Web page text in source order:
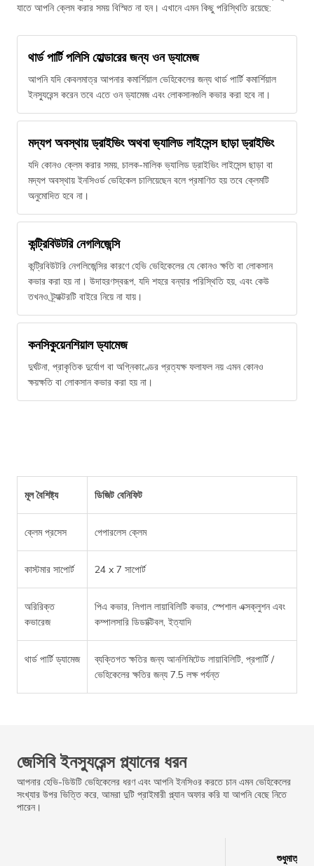
যাতে আপনি ক্লেম করার সময় বিস্মিত না হন। এখানে এমন কিছু পরিস্থিতি রয়েছে:
থার্ড পার্টি পলিসি হোল্ডারের জন্য ওন ড্যামেজ
আপনি যদি কেবলমাত্র আপনার কমার্শিয়াল ভেহিকেলের জন্য থার্ড পার্টি কমার্শিয়াল
ইনস্যুরেন্স করেন তবে এতে ওন ড্যামেজ এবং লোকসানগুলি কভার করা হবে না।
মদ্যপ অবস্থায় ড্রাইভিং অথবা ভ্যালিড লাইসেন্স ছাড়া ড্রাইভিং
যদি কোনও ক্লেম করার সময়, চালক-মালিক ভ্যালিড ড্রাইভিং লাইসেন্স ছাড়া বা
মদ্যপ অবস্থায় ইনসিওর্ড ভেহিকেল চালিয়েছেন বলে প্রমাণিত হয় তবে ক্লেমটি
অনুমোদিত হবে না।
কন্ট্রিবিউটরি নেগলিজেন্সি
কন্ট্রিবিউটরি নেগলিজেন্সির কারণে হেভি ভেহিকেলের যে কোনও ক্ষতি বা লোকসান
কভার করা হয় না। উদাহরণস্বরূপ, যদি শহরে বন্যার পরিস্থিতি হয়, এবং কেউ
তখনও ট্র্যাক্টরটি বাইরে নিয়ে না যায়।
কনসিকুয়েনশিয়াল ড্যামেজ
দুর্ঘটনা, প্রাকৃতিক দুর্যোগ বা অগ্নিকাণ্ডের প্রত্যক্ষ ফলাফল নয় এমন কোনও
ক্ষয়ক্ষতি বা লোকসান কভার করা হয় না।
মূল বৈশিষ্ট্য ডিজিট বেনিফিট
ক্লেম প্রসেস পেপারলেস ক্লেম
কাস্টমার সাপোর্ট 24 x 7 সাপোর্ট
অরিরিক্ত
কভারেজ
পিএ কভার, লিগাল লায়াবিলিটি কভার, স্পেশাল এক্সক্লুশন এবং
কম্পালসারি ডিডাক্টিবল, ইত্যাদি
থার্ড পার্টি ড্যামেজ
ব্যক্তিগত ক্ষতির জন্য আনলিমিটেড লায়াবিলিটি, প্রপার্টি /
ভেহিকেলের ক্ষতির জন্য 7.5 লক্ষ পর্যন্ত
জেসিবি ইনস্যুরেন্স প্ল্যানের ধরন
আপনার হেভি-ডিউটি ভেহিকেলের ধরণ এবং আপনি ইনসিওর করতে চান এমন ভেহিকেলের
সংখ্যার উপর ভিত্তি করে, আমরা দুটি প্রাইমারী প্ল্যান অফার করি যা আপনি বেছে নিতে
পারেন।
শুধুমাত্র